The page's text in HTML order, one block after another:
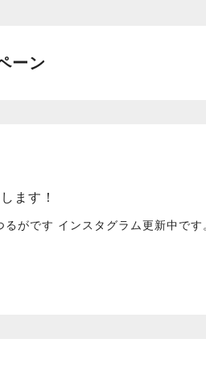
ーン
ます！
るがです インスタグラム更新中で